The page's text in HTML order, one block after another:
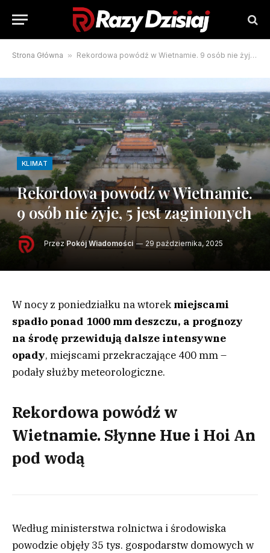
Strona Główna » Rekordowa powódź w Wietnamie. 9 osób nie żyje, 5 jest zaginionych
KLIMAT
Rekordowa powódź w Wietnamie.
9 osób nie żyje, 5 jest zaginionych
Przez Pokój Wiadomości 29 października, 2025
W nocy z poniedziałku na wtorek miejscami
spadło ponad 1000 mm deszczu, a prognozy
na środę przewidują dalsze intensywne
opady, miejscami przekraczające 400 mm –
podały służby meteorologiczne.
Rekordowa powódź w
Wietnamie. Słynne Hue i Hoi An
pod wodą
Według ministerstwa rolnictwa i środowiska
powodzie objęły 35 tys. gospodarstw domowych w